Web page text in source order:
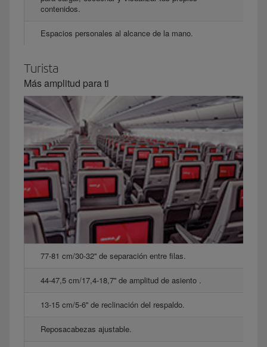
contenidos.
Espacios personales al alcance de la mano.
Turista
Más amplitud para ti
77-81 cm/30-32'' de separación entre filas.
44-47,5 cm/17,4-18,7'' de amplitud de asiento .
13-15 cm/5-6'' de reclinación del respaldo.
Reposacabezas ajustable.